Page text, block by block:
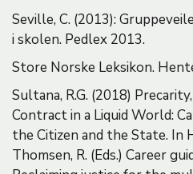
Seville, C. (2013):
i skolen. Pedlex 2013.
Store Norske Leksikon.
Sultana, R.G. (2018)
Contract in a Liquid World:
the Citizen and the State. In
Thomsen, R. (Eds.) Career